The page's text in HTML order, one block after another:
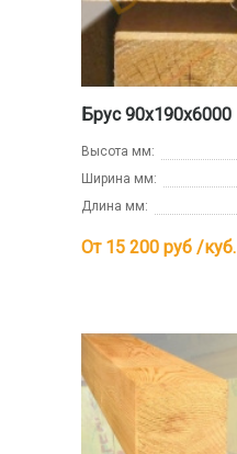
Брус 90х190х6000
Высота мм:
Ширина мм:
Длина мм:
От 15 200 руб /куб.